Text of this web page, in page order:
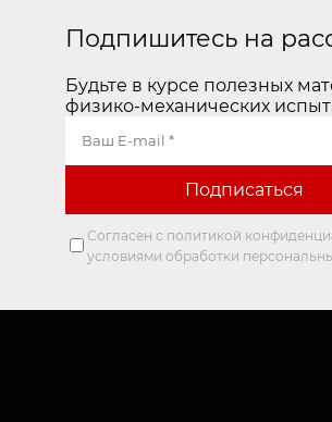
Подпишитесь на
Будьте в курсе полезных
физико-механических
Согласен с политикой
условиями обработки